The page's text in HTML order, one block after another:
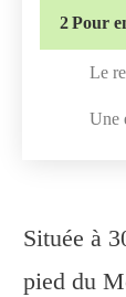
2Pour
Le
Une
Située à
pied du